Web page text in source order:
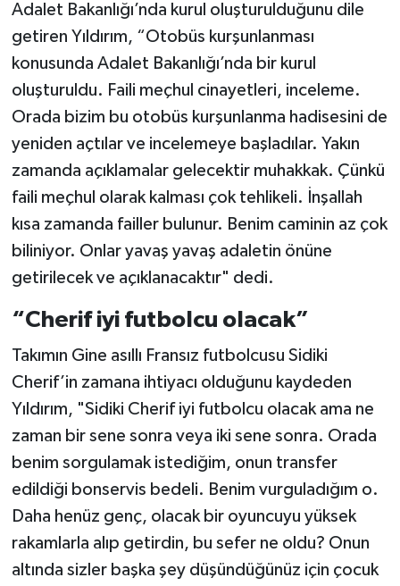
Adalet Bakanlığı’nda kurul oluşturulduğunu dile
getiren Yıldırım, “Otobüs kurşunlanması
konusunda Adalet Bakanlığı’nda bir kurul
oluşturuldu. Faili meçhul cinayetleri, inceleme.
Orada bizim bu otobüs kurşunlanma hadisesini de
yeniden açtılar ve incelemeye başladılar. Yakın
zamanda açıklamalar gelecektir muhakkak. Çünkü
faili meçhul olarak kalması çok tehlikeli. İnşallah
kısa zamanda failler bulunur. Benim caminin az çok
biliniyor. Onlar yavaş yavaş adaletin önüne
getirilecek ve açıklanacaktır" dedi.
“Cherif iyi futbolcu olacak”
Takımın Gine asıllı Fransız futbolcusu Sidiki
Cherif’in zamana ihtiyacı olduğunu kaydeden
Yıldırım, "Sidiki Cherif iyi futbolcu olacak ama ne
zaman bir sene sonra veya iki sene sonra. Orada
benim sorgulamak istediğim, onun transfer
edildiği bonservis bedeli. Benim vurguladığım o.
Daha henüz genç, olacak bir oyuncuyu yüksek
rakamlarla alıp getirdin, bu sefer ne oldu? Onun
altında sizler başka şey düşündüğünüz için çocuk